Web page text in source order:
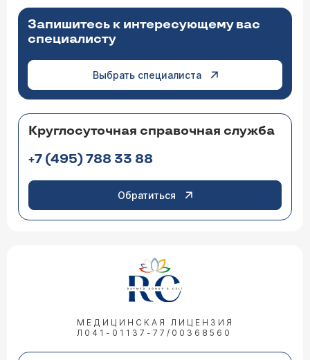
Запишитесь к интересующему вас
специалисту
Выбрать специалиста
Круглосуточная справочная служба
+7 (495) 788 33 88
Обратиться
МЕДИЦИНСКАЯ ЛИЦЕНЗИЯ
Л041-01137-77/00368560